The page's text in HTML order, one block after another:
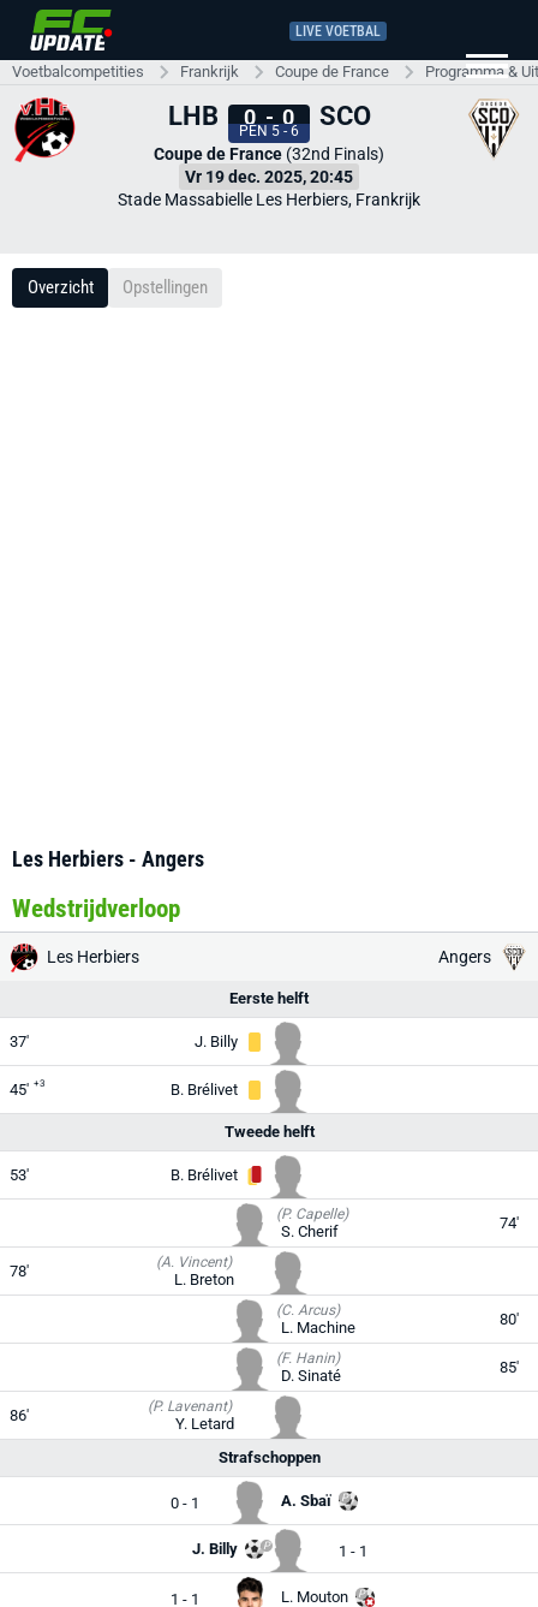
LIVE VOETBAL
Voetbalcompetities Frankrijk Coupe de France Programma &
LHB 0 - 0
PEN 5 - 6 SCO
Coupe de France (32nd Finals)
Vr 19 dec. 2025, 20:45
Stade Massabielle Les Herbiers, Frankrijk
Overzicht Opstellingen
Les Herbiers - Angers
Wedstrijdverloop
Les Herbiers Angers
Eerste helft
37' J. Billy
45' +3 B. Brélivet
Tweede helft
53' B. Brélivet
(P. Capelle)
S. Cherif 74'
78' (A. Vincent)
L. Breton
(C. Arcus)
L. Machine 80'
(F. Hanin)
D. Sinaté 85'
86' (P. Lavenant)
Y. Letard
Strafschoppen
0 - 1 A. Sbaï
J. Billy 1 - 1
1 - 1 L. Mouton